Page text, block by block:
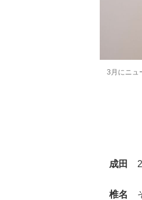
3月にニュ
成田 2
椎名